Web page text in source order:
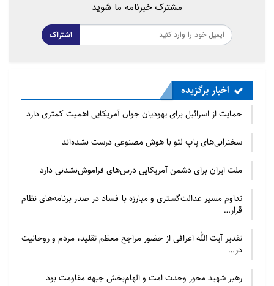
مشترک خبرنامه ما شوید
اشتراک
اخبار برگزیده
حمایت از اسرائیل برای یهودیان جوان آمریکایی اهمیت کمتری دارد
سخنرانی‌های پاپ لئو با هوش مصنوعی درست نشده‌اند
ملت ایران برای دشمن آمریکایی درس‌های فراموش‌نشدنی دارد
تداوم مسیر عدالت‌گستری و مبارزه با فساد در صدر برنامه‌های نظام
قرار…
تقدیر آیت الله اعرافی از حضور مراجع معظم تقلید، مردم و روحانیت
در…
رهبر شهید محور وحدت امت و الهام‌بخش جبهه مقاومت بود